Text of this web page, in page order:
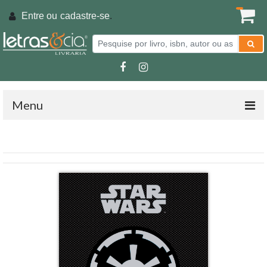
Entre ou cadastre-se.
Menu